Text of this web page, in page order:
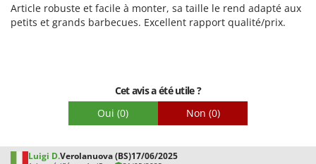
Article robuste et facile à monter, sa taille le rend adapté aux
petits et grands barbecues. Excellent rapport qualité/prix.
Cet avis a été utile ?
Oui (0) Non (0)
Luigi D.Verolanuova (BS)17/06/2025